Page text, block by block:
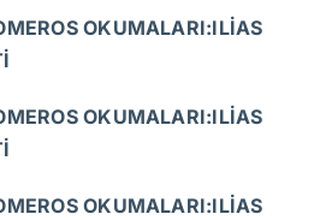
OKUMALARI:ILİAS
OKUMALARI:ILİAS
OKUMALARI:ILİAS